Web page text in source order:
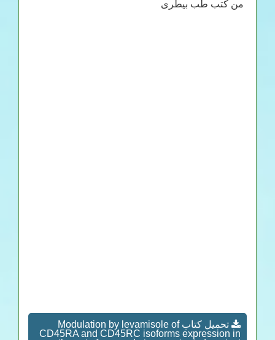
من كتب طب بيطرى
تحميل كتاب Modulation by levamisole of
CD45RA and CD45RC isoforms expression in